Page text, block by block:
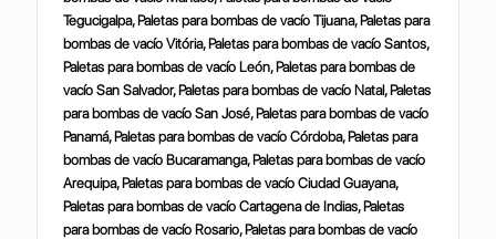
Tegucigalpa, Paletas para bombas de vacío Tijuana, Paletas para
bombas de vacío Vitória, Paletas para bombas de vacío Santos,
Paletas para bombas de vacío León, Paletas para bombas de
vacío San Salvador, Paletas para bombas de vacío Natal, Paletas
para bombas de vacío San José, Paletas para bombas de vacío
Panamá, Paletas para bombas de vacío Córdoba, Paletas para
bombas de vacío Bucaramanga, Paletas para bombas de vacío
Arequipa, Paletas para bombas de vacío Ciudad Guayana,
Paletas para bombas de vacío Cartagena de Indias, Paletas
para bombas de vacío Rosario, Paletas para bombas de vacío